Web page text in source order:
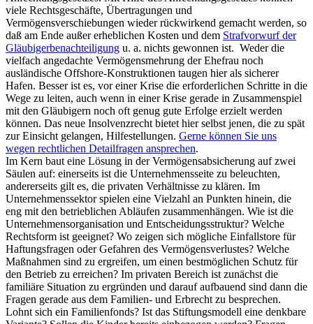
viele Rechtsgeschäfte, Übertragungen und
Vermögensverschiebungen wieder rückwirkend gemacht werden, so
daß am Ende außer erheblichen Kosten und dem Strafvorwurf der
Gläubigerbenachteiligung u. a. nichts gewonnen ist. Weder die
vielfach angedachte Vermögensmehrung der Ehefrau noch
ausländische Offshore-Konstruktionen taugen hier als sicherer
Hafen. Besser ist es, vor einer Krise die erforderlichen Schritte in die
Wege zu leiten, auch wenn in einer Krise gerade in Zusammenspiel
mit den Gläubigern noch oft genug gute Erfolge erzielt werden
können. Das neue Insolvenzrecht bietet hier selbst jenen, die zu spät
zur Einsicht gelangen, Hilfestellungen. Gerne können Sie uns
wegen rechtlichen Detailfragen ansprechen.
Im Kern baut eine Lösung in der Vermögensabsicherung auf zwei
Säulen auf: einerseits ist die Unternehmensseite zu beleuchten,
andererseits gilt es, die privaten Verhältnisse zu klären. Im
Unternehmenssektor spielen eine Vielzahl an Punkten hinein, die
eng mit den betrieblichen Abläufen zusammenhängen. Wie ist die
Unternehmensorganisation und Entscheidungsstruktur? Welche
Rechtsform ist geeignet? Wo zeigen sich mögliche Einfallstore für
Haftungsfragen oder Gefahren des Vermögensverlustes? Welche
Maßnahmen sind zu ergreifen, um einen bestmöglichen Schutz für
den Betrieb zu erreichen? Im privaten Bereich ist zunächst die
familiäre Situation zu ergründen und darauf aufbauend sind dann die
Fragen gerade aus dem Familien- und Erbrecht zu besprechen.
Lohnt sich ein Familienfonds? Ist das Stiftungsmodell eine denkbare